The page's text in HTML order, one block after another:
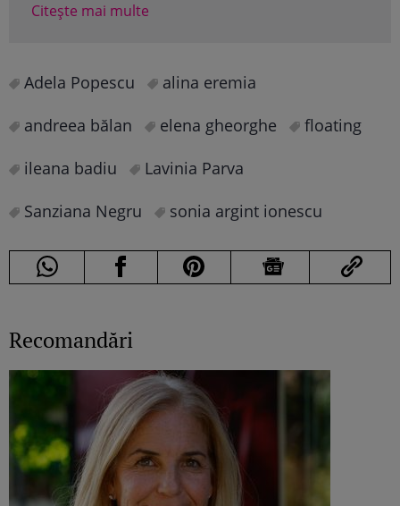
Citește mai multe
Adela Popescu
alina eremia
andreea bălan
elena gheorghe
floating
ileana badiu
Lavinia Parva
Sanziana Negru
sonia argint ionescu
Recomandări